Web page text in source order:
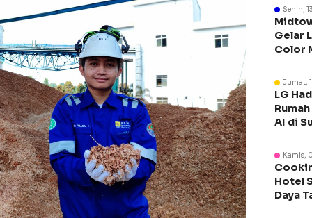
Senin,
Gelar
Color
Jumat,
LG
AI di
Kamis,
Hotel
Daya